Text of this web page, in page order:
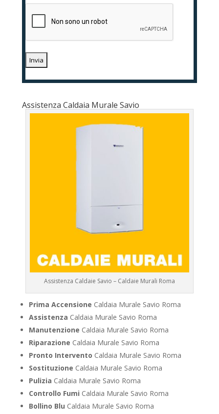
Assistenza Caldaia Murale Savio
Assistenza Caldaie Savio – Caldaie Murali Roma
Prima Accensione Caldaia Murale Savio Roma
Assistenza Caldaia Murale Savio Roma
Manutenzione Caldaia Murale Savio Roma
Riparazione Caldaia Murale Savio Roma
Pronto Intervento Caldaia Murale Savio Roma
Sostituzione Caldaia Murale Savio Roma
Pulizia Caldaia Murale Savio Roma
Controllo Fumi Caldaia Murale Savio Roma
Bollino Blu Caldaia Murale Savio Roma